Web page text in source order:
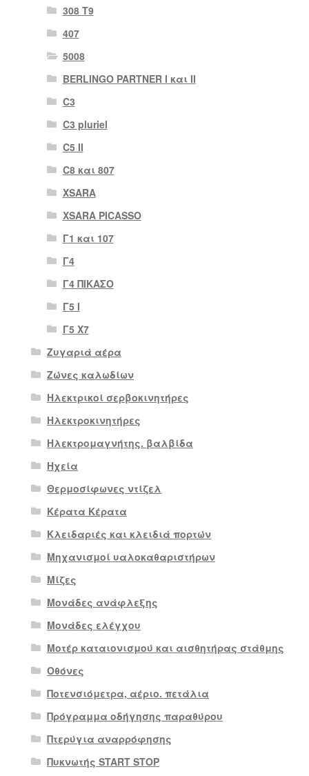
308 Τ9
407
5008
BERLINGO PARTNER I και II
C3
C3 pluriel
C5 II
C8 και 807
XSARA
XSARA PICASSO
Γ1 και 107
Γ4
Γ4 ΠΙΚΑΣΟ
Γ5 Ι
Γ5 Χ7
Ζυγαριά αέρα
Ζώνες καλωδίων
Ηλεκτρικοί σερβοκινητήρες
Ηλεκτροκινητήρες
Ηλεκτρομαγνήτης. βαλβίδα
Ηχεία
Θερμοσίφωνες ντίζελ
Κέρατα Κέρατα
Κλειδαριές και κλειδιά πορτών
Μηχανισμοί υαλοκαθαριστήρων
Μίζες
Μονάδες ανάφλεξης
Μονάδες ελέγχου
Μοτέρ καταιονισμού και αισθητήρας στάθμης
Οθόνες
Ποτενσιόμετρα, αέριο. πετάλια
Πρόγραμμα οδήγησης παραθύρου
Πτερύγια αναρρόφησης
Πυκνωτής START STOP